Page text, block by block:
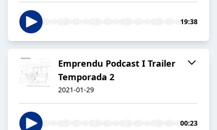
19:38
Emprendu Podcast I Trailer
Temporada 2
2021-01-29
00:23